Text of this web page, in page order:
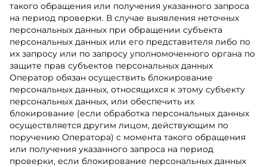
такого обращения или получения указанного запроса
на период проверки. В случае выявления неточных
персональных данных при обращении субъекта
персональных данных или его представителя либо по
их запросу или по запросу уполномоченного органа по
защите прав субъектов персональных данных
Оператор обязан осуществить блокирование
персональных данных, относящихся к этому субъекту
персональных данных, или обеспечить их
блокирование (если обработка персональных данных
осуществляется другим лицом, действующим по
поручению Оператора) с момента такого обращения
или получения указанного запроса на период
проверки, если блокирование персональных данных